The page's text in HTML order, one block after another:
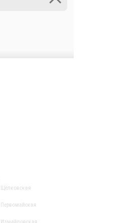
Щёлковская
Первомайская
Измайловская